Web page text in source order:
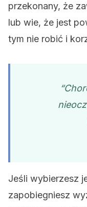
przekonany, że
lub wie, że jest
tym nie robić i
Jeśli wybierzesz
zapobiegniesz